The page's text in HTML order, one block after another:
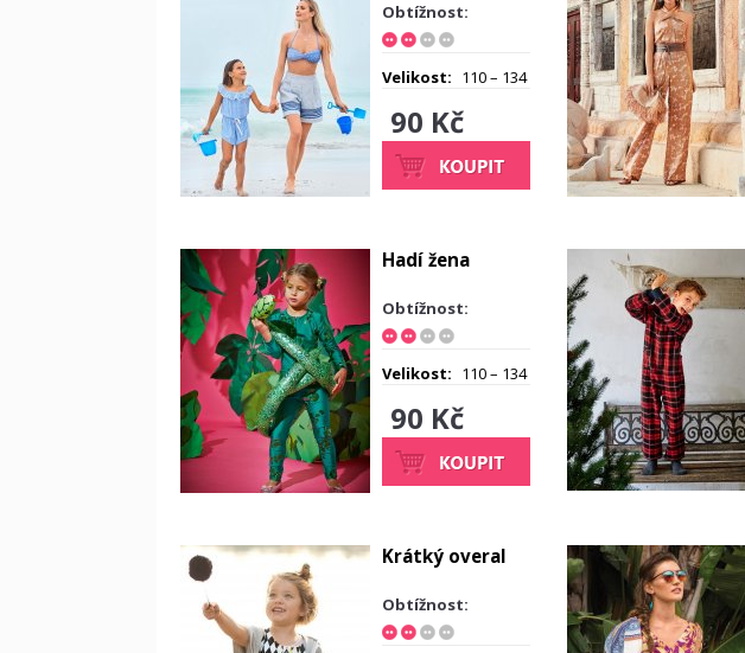
Obtížnost:
Velikost: 110 – 134
90 Kč
Hadí žena
Obtížnost:
Velikost: 110 – 134
90 Kč
Krátký overal
Obtížnost: